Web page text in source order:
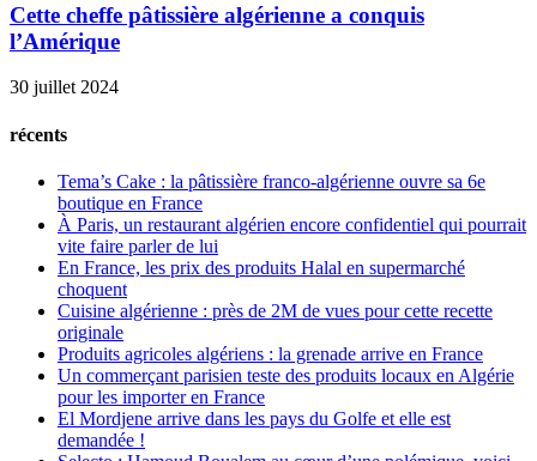
Cette cheffe pâtissière algérienne a conquis
l’Amérique
30 juillet 2024
récents
Tema’s Cake : la pâtissière franco-algérienne ouvre sa 6e
boutique en France
À Paris, un restaurant algérien encore confidentiel qui pourrait
vite faire parler de lui
En France, les prix des produits Halal en supermarché
choquent
Cuisine algérienne : près de 2M de vues pour cette recette
originale
Produits agricoles algériens : la grenade arrive en France
Un commerçant parisien teste des produits locaux en Algérie
pour les importer en France
El Mordjene arrive dans les pays du Golfe et elle est
demandée !